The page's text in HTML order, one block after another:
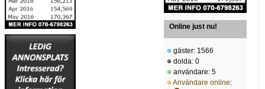
Online just nu!
gäster: 1566
dolda: 0
användare: 5
Användare online: